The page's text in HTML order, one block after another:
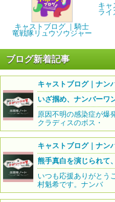
キャストブログ ｜騎士
竜戦隊リュウソウジャー
キャ
ライ
ブログ新着記事
キャストブログ｜ナン
いざ掴め、ナンバーワ
原因不明の感染症が爆
クラディスのボス・
キャストブログ｜ナン
熊手真白を演じられて
いつも応援ありがとう
村魁希です。ナンバ